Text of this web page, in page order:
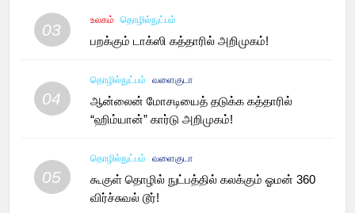
03
உலகம் தொழில்நுட்பம்
பறக்கும் டாக்ஸி கத்தாரில் அறிமுகம்!
04
தொழில்நுட்பம் வளைகுடா
ஆன்லைன் மோசடியைத் தடுக்க கத்தாரில்
“ஹிம்யான்” கார்டு அறிமுகம்!
05
தொழில்நுட்பம் வளைகுடா
கூகுள் தொழில் நுட்பத்தில் கலக்கும் ஓமன் 360
விர்ச்சுவல் டூர்!